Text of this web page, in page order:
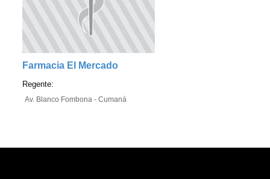
Farmacia El Mercado
Regente:
Av. Blanco Fombona - Cumaná